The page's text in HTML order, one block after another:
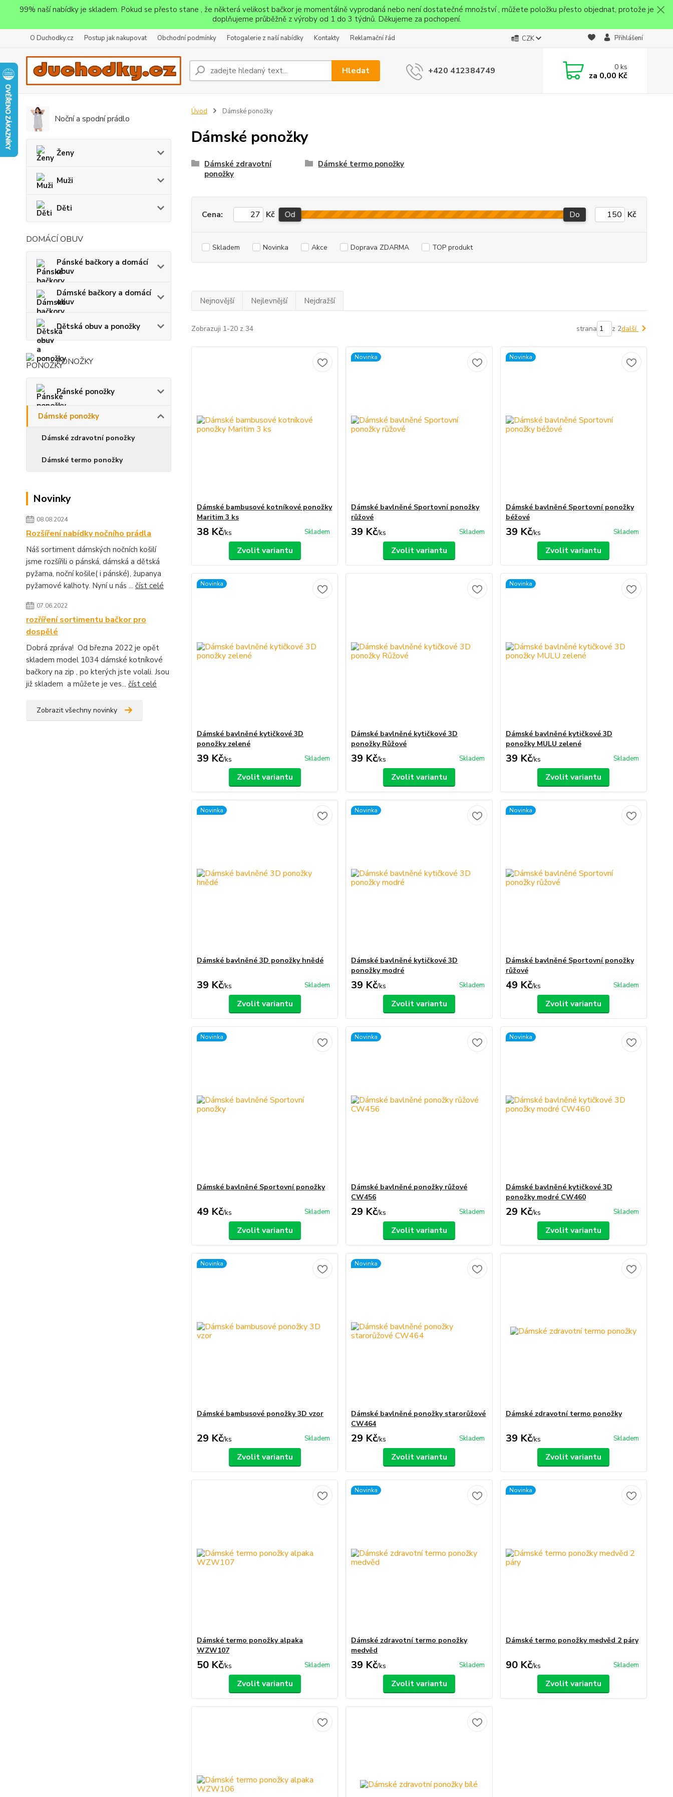
99% naší nabídky je skladem. Pokud se přesto stane , že některá velikost bačkor je momentálně vyprodaná nebo není dostatečné množství , můžete položku přesto objednat, protože je
doplňujeme průběžně z výroby od 1 do 3 týdnů. Děkujeme za pochopení.
O Duchodky.cz Postup jak nakupovat Obchodní podmínky Fotogalerie z naší nabídky Kontakty Reklamační řád CZK Přihlášení
Hledat +420 412384749 0ks
za 0,00 Kč
Noční a spodní prádlo
Ženy
Muži
Děti
DOMÁCÍ OBUV
Pánské bačkory a domácí
obuv
Dámské bačkory a domácí
obuv
Dětská obuv a ponožky
PONOŽKY
Pánské ponožky
Dámské ponožky
Dámské zdravotní ponožky
Dámské termo ponožky
Novinky
08.08.2024
Rozšíření nabídky nočního prádla
Náš sortiment dámských nočních košilí
jsme rozšířili o pánská, dámská a dětská
pyžama, noční košile( i pánské), županya
pyžamové kalhoty. Nyní u nás ... číst celé
07.06.2022
rozříření sortimentu bačkor pro
dospělé
Dobrá zpráva! Od března 2022 je opět
skladem model 1034 dámské kotníkové
bačkory na zip , po kterých jste volali. Jsou
již skladem a můžete je ves... číst celé
Zobrazit všechny novinky
Úvod Dámské ponožky
Dámské ponožky
Dámské zdravotní
ponožky
Dámské termo ponožky
Cena: Kč Od Do Kč
Skladem Novinka Akce Doprava ZDARMA TOP produkt
Nejnovější Nejlevnější Nejdražší
Zobrazuji 1-20 z 34 strana z 2další
Dámské bambusové kotníkové ponožky
Maritim 3 ks
38 Kč/ks Skladem
Zvolit variantu
Novinka
Dámské bavlněné Sportovní ponožky
růžové
39 Kč/ks Skladem
Zvolit variantu
Novinka
Dámské bavlněné Sportovní ponožky
béžové
39 Kč/ks Skladem
Zvolit variantu
Novinka
Dámské bavlněné kytičkové 3D
ponožky zelené
39 Kč/ks Skladem
Zvolit variantu
Dámské bavlněné kytičkové 3D
ponožky Růžové
39 Kč/ks Skladem
Zvolit variantu
Novinka
Dámské bavlněné kytičkové 3D
ponožky MULU zelené
39 Kč/ks Skladem
Zvolit variantu
Novinka
Dámské bavlněné 3D ponožky hnědé
39 Kč/ks Skladem
Zvolit variantu
Novinka
Dámské bavlněné kytičkové 3D
ponožky modré
39 Kč/ks Skladem
Zvolit variantu
Novinka
Dámské bavlněné Sportovní ponožky
růžové
49 Kč/ks Skladem
Zvolit variantu
Novinka
Dámské bavlněné Sportovní ponožky
49 Kč/ks Skladem
Zvolit variantu
Novinka
Dámské bavlněné ponožky růžové
CW456
29 Kč/ks Skladem
Zvolit variantu
Novinka
Dámské bavlněné kytičkové 3D
ponožky modré CW460
29 Kč/ks Skladem
Zvolit variantu
Novinka
Dámské bambusové ponožky 3D vzor
29 Kč/ks Skladem
Zvolit variantu
Novinka
Dámské bavlněné ponožky starorůžové
CW464
29 Kč/ks Skladem
Zvolit variantu
Dámské zdravotní termo ponožky
39 Kč/ks Skladem
Zvolit variantu
Dámské termo ponožky alpaka
WZW107
50 Kč/ks Skladem
Zvolit variantu
Novinka
Dámské zdravotní termo ponožky
medvěd
39 Kč/ks Skladem
Zvolit variantu
Novinka
Dámské termo ponožky medvěd 2 páry
90 Kč/ks Skladem
Zvolit variantu